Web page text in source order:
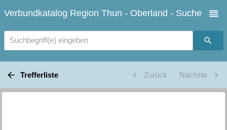
Verbundkatalog Region Thun - Oberland - Suche
Suchbegriff(e) eingeben
Trefferliste Zurück Nächste